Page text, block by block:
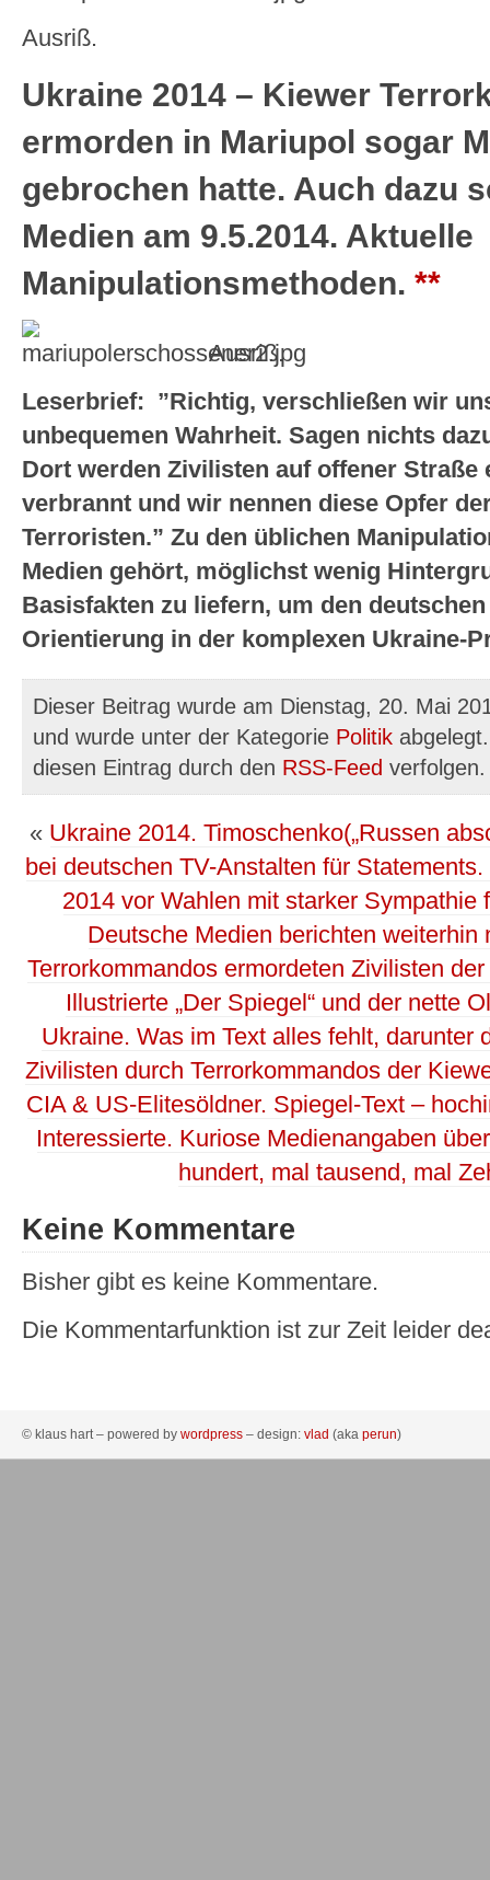
Ausriß.
Ukraine 2014 – Kiewer
ermorden in Mariupol sogar
gebrochen hatte. Auch dazu
Medien am 9.5.2014. Aktuelle
Manipulationsmethoden. **
Ausriß.
Leserbrief: ”Richtig, verschließen wir
unbequemen Wahrheit. Sagen nichts
Dort werden Zivilisten auf offener Straße
verbrannt und wir nennen diese Opfer
Terroristen.” Zu den üblichen
Medien gehört, möglichst wenig
Basisfakten zu liefern, um den
Orientierung in der komplexen Ukraine-
Dieser Beitrag wurde am Dienstag, 20. Mai
und wurde unter der Kategorie Politik
diesen Eintrag durch den RSS-Feed verfolgen.
« Ukraine 2014. Timoschenko(„Russen
bei deutschen TV-Anstalten für
2014 vor Wahlen mit starker Sympathie
Deutsche Medien berichten weiterhin
Terrorkommandos ermordeten Zivilisten
Illustrierte „Der Spiegel“ und der nette
Ukraine. Was im Text alles fehlt, darunter
Zivilisten durch Terrorkommandos der
CIA & US-Elitesöldner. Spiegel-Text –
Interessierte. Kuriose Medienangaben
hundert, mal tausend, mal
Keine Kommentare
Bisher gibt es keine Kommentare.
Die Kommentarfunktion ist zur Zeit leider
© klaus hart – powered by wordpress – design: vlad (aka perun)